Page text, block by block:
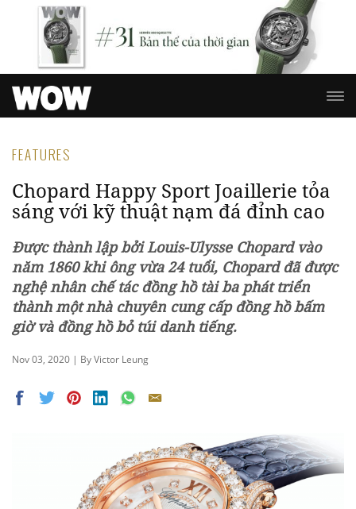
FEATURES
Chopard Happy Sport Joaillerie tỏa
sáng với kỹ thuật nạm đá đỉnh cao
Được thành lập bởi Louis-Ulysse Chopard vào
năm 1860 khi ông vừa 24 tuổi, Chopard đã được
nghệ nhân chế tác đồng hồ tài ba phát triển
thành một nhà chuyên cung cấp đồng hồ bấm
giờ và đồng hồ bỏ túi danh tiếng.
Nov 03, 2020 | By Victor Leung